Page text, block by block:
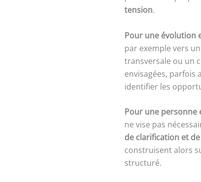
tension.
Pour une évolution
par exemple vers
transversale ou un
envisagées, parfois
identifier les
Pour une personne
ne vise pas
de clarification et
construisent alors
structuré.